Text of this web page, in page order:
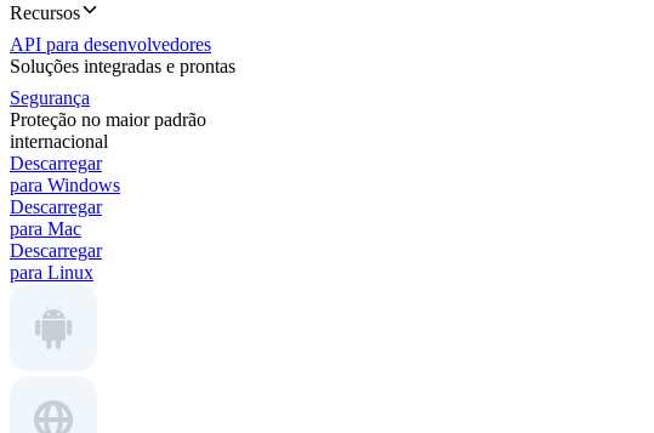
Recursos
API para desenvolvedores
Soluções integradas e prontas
Segurança
Proteção no maior padrão
internacional
Descarregar
para Windows
Descarregar
para Mac
Descarregar
para Linux